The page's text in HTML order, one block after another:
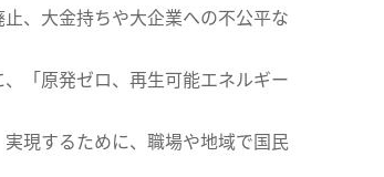
、大金持ちや大企業への不公平な
「原発ゼロ、再生可能エネルギー
現するために、職場や地域で国民